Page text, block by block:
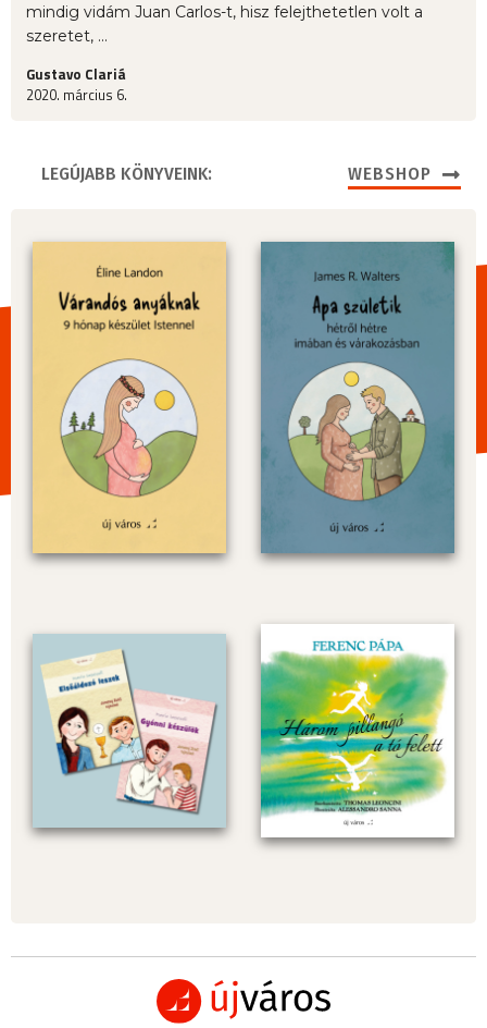
mindig vidám Juan Carlos-t, hisz felejthetetlen volt a
szeretet, ...
Gustavo Clariá
2020. március 6.
LEGÚJABB KÖNYVEINK: WEBSHOP